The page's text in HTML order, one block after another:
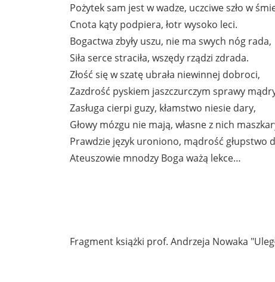
Pożytek sam jest w wadze, uczciwe szło w
Cnota kąty podpiera, łotr wysoko leci.
Bogactwa zbyły uszu, nie ma swych nóg rada,
Siła serce straciła, wszędy rządzi zdrada.
Złość się w szatę ubrała niewinnej dobroci,
Zazdrość pyskiem jaszczurczym sprawy
Zasługa cierpi guzy, kłamstwo niesie dary,
Głowy mózgu nie mają, własne z nich
Prawdzie język uroniono, mądrość głupstwo
Ateuszowie mnodzy Boga ważą lekce…
Fragment książki prof. Andrzeja Nowaka